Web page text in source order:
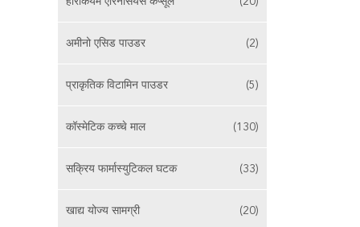
अमीनो एसिड पाउडर (2)
प्राकृतिक विटामिन पाउडर (5)
कॉस्मेटिक कच्चे माल (130)
सक्रिय फार्मास्युटिकल घटक (33)
खाद्य योज्य सामग्री (20)